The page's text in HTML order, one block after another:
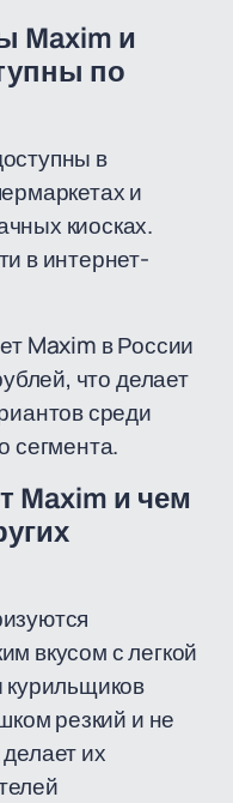
Maxim и
по
в
и
киосках.
в интернет-
Maxim в России
что делает
среди
сегмента.
Maxim и чем
вкусом с легкой
курильщиков
резкий и не
их